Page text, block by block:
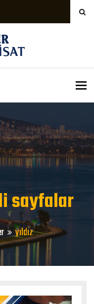
sayfalar
yıldız